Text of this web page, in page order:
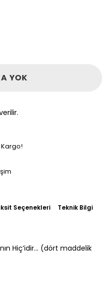
YOK
Kargo!
Seçenekleri Teknik Bilgi
Hiç’idir... (dört maddelik